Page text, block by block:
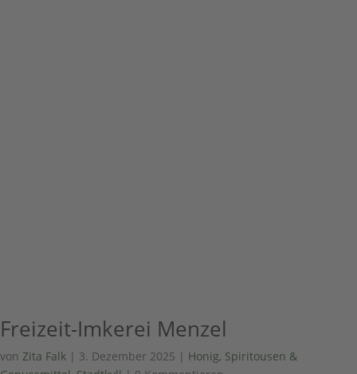
Freizeit-Imkerei Menzel
von Zita Falk | 3. Dezember 2025 | Honig, Spiritousen &